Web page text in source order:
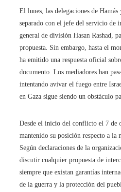
El lunes, las delegaciones de
separado con el jefe del servicio de
general de división Hasan Rashad,
propuesta. Sin embargo, hasta el
ha emitido una respuesta oficial
documento. Los mediadores han
intentando avivar el fuego entre
en Gaza sigue siendo un obstáculo
Desde el inicio del conflicto el 7 de
mantenido su posición respecto a la
Según declaraciones de la
discutir cualquier propuesta de
siempre que existan garantías
de la guerra y la protección del